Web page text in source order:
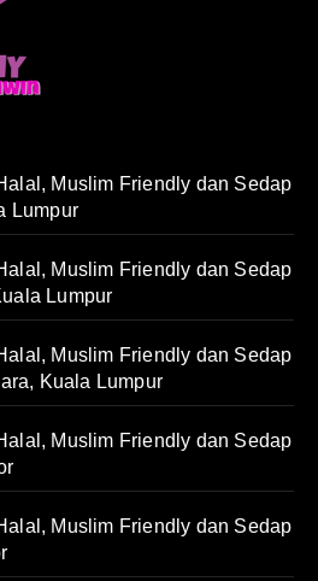
Muslim Friendly dan Sedap
Lumpur
Muslim Friendly dan Sedap
Lumpur
Muslim Friendly dan Sedap
Kuala Lumpur
Muslim Friendly dan Sedap
Muslim Friendly dan Sedap